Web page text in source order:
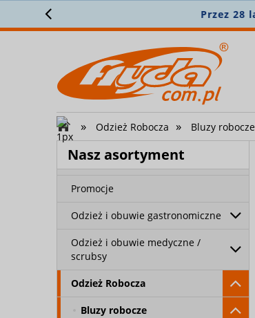
» Odzież Robocza » Bluzy robocze
Nasz asortyment
Nowości
Promocje
Odzież i obuwie gastronomiczne
Odzież i obuwie medyczne /
scrubsy
Odzież Robocza
Bluzy robocze